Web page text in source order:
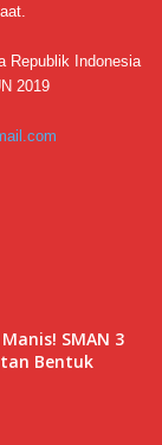
Republik Indonesia
2019
SMAN 3
Bentuk